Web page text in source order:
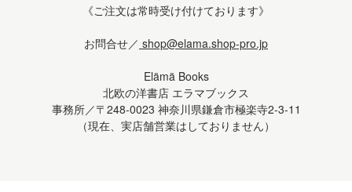
《ご注文は常時受け付けております》
お問合せ／ shop@elama.shop-pro.jp
Elämä Books
北欧の洋書店 エラマブックス
事務所／〒248-0023 神奈川県鎌倉市極楽寺2-3-11
（現在、実店舗営業はしておりません）